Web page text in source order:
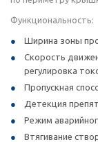
Функциональность:
Ширина зоны
Скорость
регулировка
Пропускная
Детекция
Режим
Втягивание